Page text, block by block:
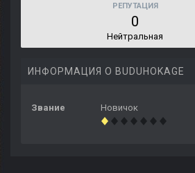
РЕПУТАЦИЯ
0
Нейтральная
ИНФОРМАЦИЯ О BUDUHOKAGE
Звание Новичок